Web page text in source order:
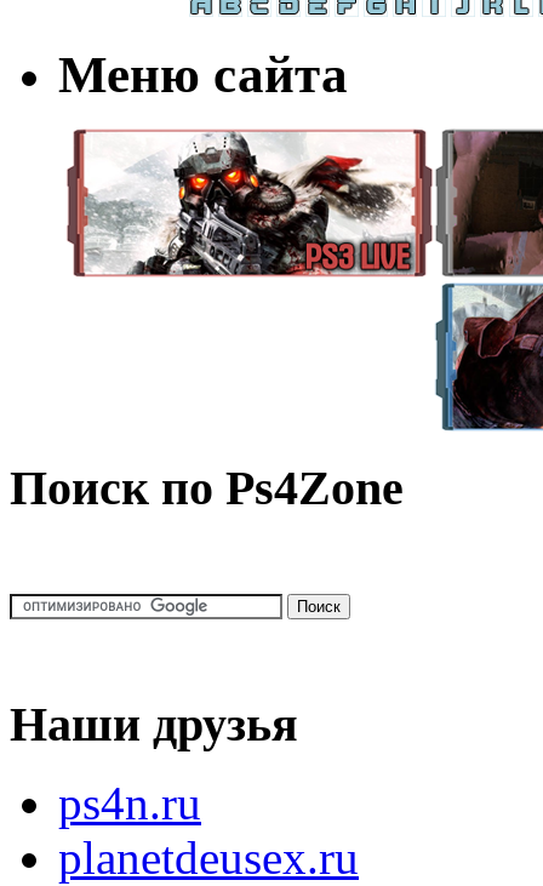
Меню сайта
Поиск по Ps4Zone
Наши друзья
ps4n.ru
planetdeusex.ru